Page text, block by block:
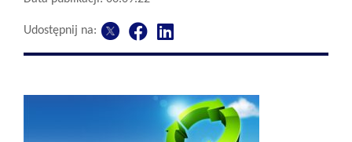
Udostępnij na: